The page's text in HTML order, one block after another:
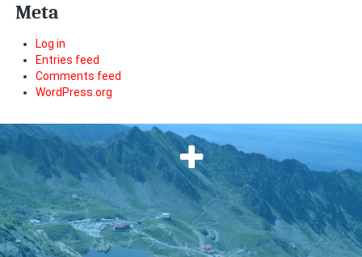
Meta
Log in
Entries feed
Comments feed
WordPress.org